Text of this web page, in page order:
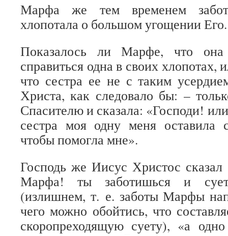
Марфа же тем временем
хлопотала о большом угощении Его.
Показалось ли Марфе, что
справиться одна в своих хлопотах,
что сестра ее не с таким
Христа, как следовало бы: –
Спасителю и сказала: «Господи!
сестра моя одну меня оставила
чтобы помогла мне».
Господь же Иисус Христос
Марфа! ты заботишься и
(излишнем, т. е. заботы Марфы
чего можно обойтись, что
скоропреходящую суету), «а